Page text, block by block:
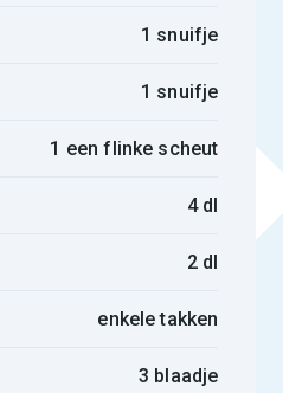
1 snuifje
1 snuifje
1 een flinke scheut
4 dl
2 dl
enkele takken
3 blaadje